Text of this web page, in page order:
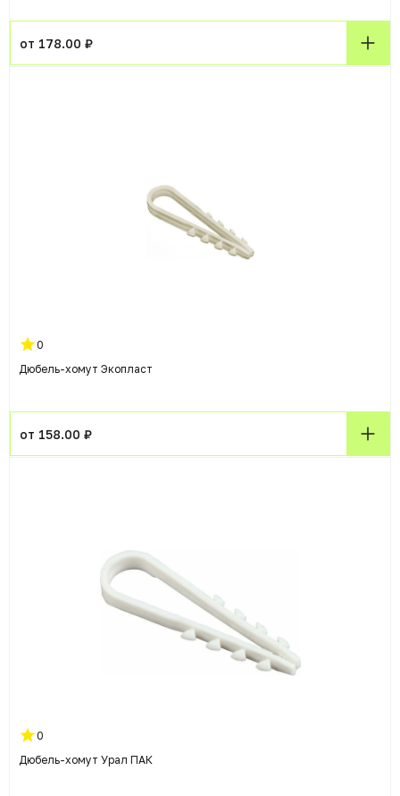
от 178.00 ₽
0
Дюбель-хомут Экопласт
от 158.00 ₽
0
Дюбель-хомут Урал ПАК